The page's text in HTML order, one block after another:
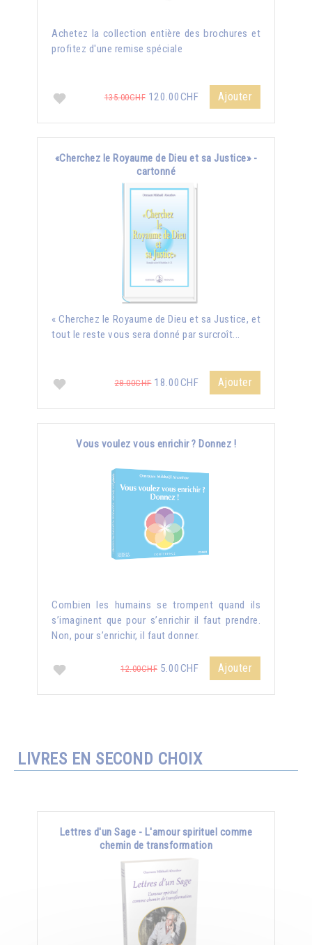
Achetez la collection entière des brochures et
profitez d'une remise spéciale
135.00CHF 120.00CHF Ajouter
«Cherchez le Royaume de Dieu et sa Justice» -
cartonné
« Cherchez le Royaume de Dieu et sa Justice, et
tout le reste vous sera donné par surcroît...
28.00CHF18.00CHF Ajouter
Vous voulez vous enrichir ? Donnez !
Combien les humains se trompent quand ils
s’imaginent que pour s’enrichir il faut prendre.
Non, pour s’enrichir, il faut donner.
12.00CHF 5.00CHF Ajouter
LIVRES EN SECOND CHOIX
Lettres d'un Sage - L'amour spirituel comme
chemin de transformation